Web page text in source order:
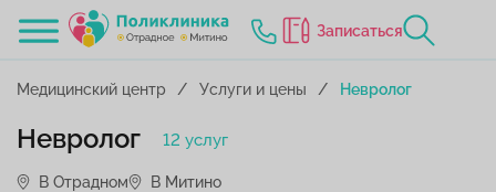
Записаться
Медицинский центр Услуги и цены Невролог
Невролог 12 услуг
В Отрадном В Митино